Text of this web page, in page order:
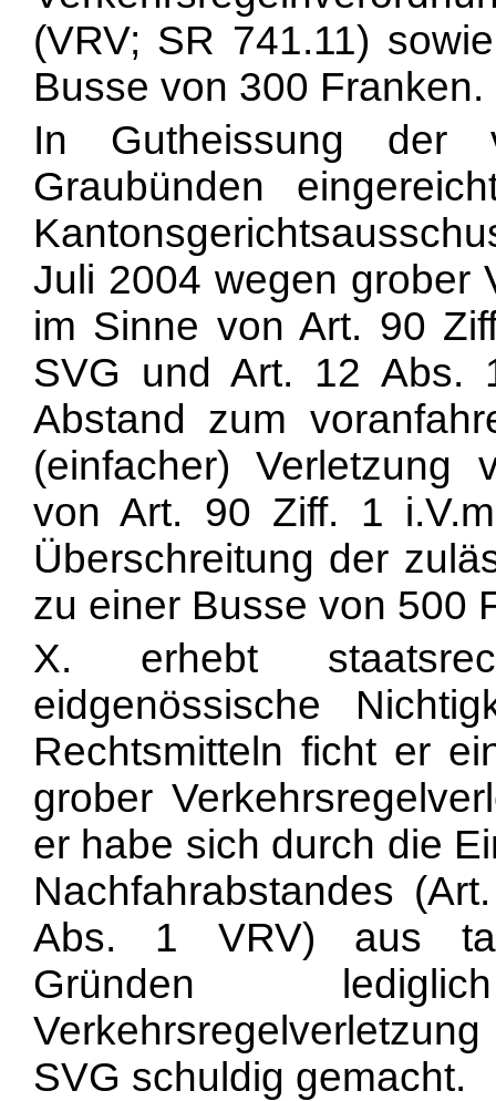
(VRV; SR 741.11)
Busse von 300 Franken.
In Gutheissung der
Graubünden
Juli 2004 wegen grober
im Sinne von Art. 90
SVG und Art. 12 Abs.
Abstand zum
(einfacher) Verletzung
von Art. 90 Ziff. 1
Überschreitung der
zu einer Busse von 500
X. erhebt
eidgenössische
Rechtsmitteln ficht er
grober
er habe sich durch die
Nachfahrabstandes
Abs. 1 VRV) aus
Gründen
SVG schuldig gemacht.